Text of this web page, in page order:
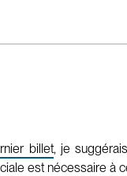
billet, je
est nécessaire à